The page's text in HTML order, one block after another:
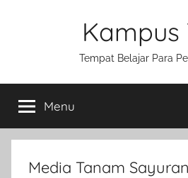
Kampus
Tempat Belajar Para
Menu
Media Tanam Sayuran